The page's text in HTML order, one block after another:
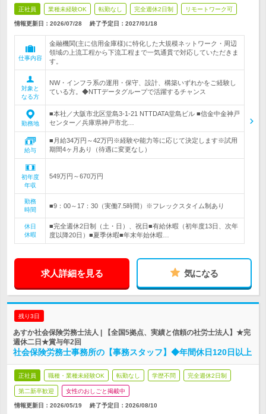
正社員 業種未経験OK 転勤なし 完全週休2日制 リモートワーク可
情報更新日：2026/07/28 終了予定日： 2027/01/18
仕事内容
金融機関(主に信用金庫様)に特化した大規模ネットワーク・周辺
領域の上流工程から下流工程まで一気通貫で対応していただきま
す。
対象と
なる方
NW・インフラ系の運用・保守、設計、構築いずれかをご経験し
ている方。◆NTTデータグループで活躍するチャンス
勤務地
■本社／大阪市北区堂島3-1-21 NTTDATA堂島ビル ■信金中金神戸
センター／兵庫県神戸市北…
給与
■月給34万円～42万円※経験や能力等に応じて決定します※試用
期間4ヶ月あり（待遇に変更なし）
初年度
年収
549万円～670万円
勤務
時間
■9：00～17：30（実働7.5時間）※フレックスタイム制あり
休日
休暇
■完全週休2日制（土・日）、祝日■有給休暇（初年度13日、次年
度以降20日）■夏季休暇■年末年始休暇…
求人詳細を見る 気になる
残り3日
あすか社会保険労務士法人 | 【全国5拠点、実績と信頼の社労士法人】★完
週休二日★賞与年2回
社会保険労務士事務所の【事務スタッフ】◆年間休日120日以上
正社員 職種・業種未経験OK 転勤なし 学歴不問 完全週休2日制
第二新卒歓迎 女性のおしごと掲載中
情報更新日：2026/05/19 終了予定日： 2026/08/10